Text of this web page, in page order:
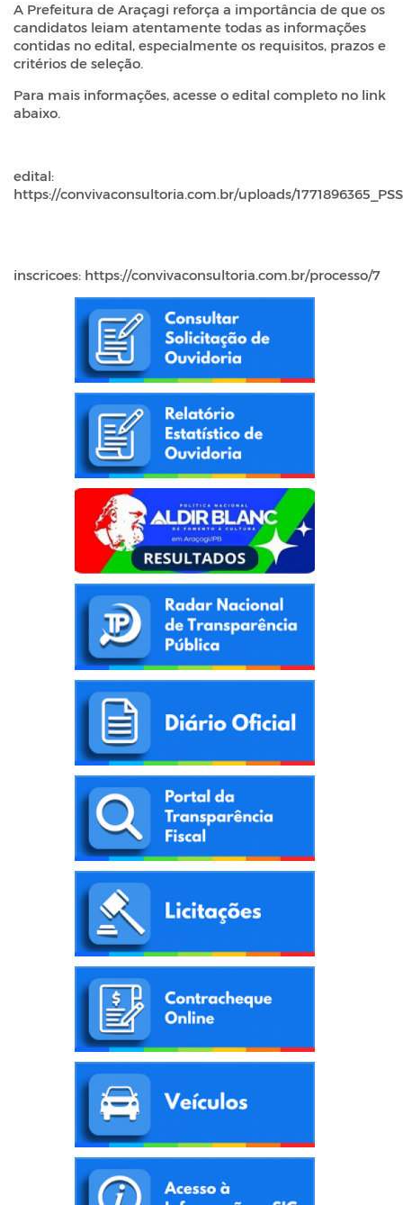
A Prefeitura de Araçagi reforça a importância de que os
candidatos leiam atentamente todas as informações
contidas no edital, especialmente os requisitos, prazos e
critérios de seleção.
Para mais informações, acesse o edital completo no link
abaixo.
edital:
https://convivaconsultoria.com.br/uploads/
inscricoes: https://convivaconsultoria.com.br/processo/7